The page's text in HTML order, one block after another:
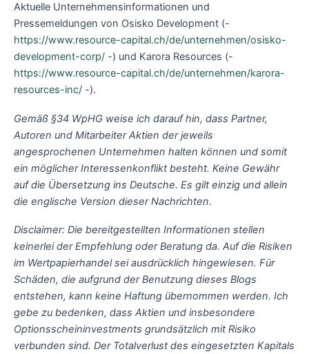
Aktuelle Unternehmensinformationen und
Pressemeldungen von Osisko Development (-
https://www.resource-capital.ch/de/unternehmen/osisko-
development-corp/ -) und Karora Resources (-
https://www.resource-capital.ch/de/unternehmen/karora-
resources-inc/ -).
Gemäß §34 WpHG weise ich darauf hin, dass Partner,
Autoren und Mitarbeiter Aktien der jeweils
angesprochenen Unternehmen halten können und somit
ein möglicher Interessenkonflikt besteht. Keine Gewähr
auf die Übersetzung ins Deutsche. Es gilt einzig und allein
die englische Version dieser Nachrichten.
Disclaimer: Die bereitgestellten Informationen stellen
keinerlei der Empfehlung oder Beratung da. Auf die Risiken
im Wertpapierhandel sei ausdrücklich hingewiesen. Für
Schäden, die aufgrund der Benutzung dieses Blogs
entstehen, kann keine Haftung übernommen werden. Ich
gebe zu bedenken, dass Aktien und insbesondere
Optionsscheininvestments grundsätzlich mit Risiko
verbunden sind. Der Totalverlust des eingesetzten Kapitals